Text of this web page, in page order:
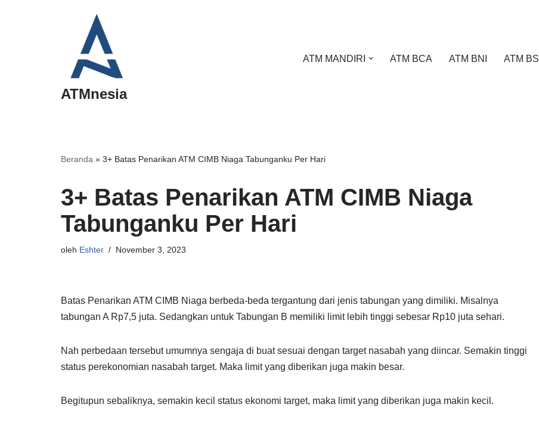
ATMnesia
ATM MANDIRI ATM BCA ATM BNI ATM BSI
Beranda » 3+ Batas Penarikan ATM CIMB Niaga Tabunganku Per Hari
3+ Batas Penarikan ATM CIMB Niaga
Tabunganku Per Hari
oleh Eshter November 3, 2023
Batas Penarikan ATM CIMB Niaga berbeda-beda tergantung dari jenis tabungan yang dimiliki. Misalnya
tabungan A Rp7,5 juta. Sedangkan untuk Tabungan B memiliki limit lebih tinggi sebesar Rp10 juta sehari.
Nah perbedaan tersebut umumnya sengaja di buat sesuai dengan target nasabah yang diincar. Semakin tinggi
status perekonomian nasabah target. Maka limit yang diberikan juga makin besar.
Begitupun sebaliknya, semakin kecil status ekonomi target, maka limit yang diberikan juga makin kecil.